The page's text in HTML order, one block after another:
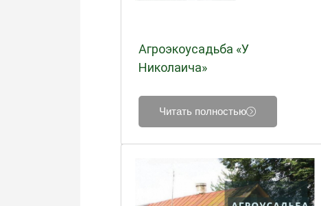
Агроэкоусадьба «У
Николаича»
Читать полностью